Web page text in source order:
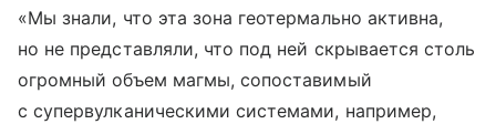
«Мы знали, что эта зона геотермально активна,
но не представляли, что под ней скрывается столь
огромный объем магмы, сопоставимый
с супервулканическими системами, например,